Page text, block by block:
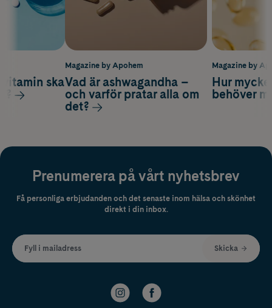
Magazine by
Hur
behöver
ska
Magazine by Apohem
Vad är ashwagandha –
och varför pratar alla om
det?
Prenumerera på vårt nyhetsbrev
Få personliga erbjudanden och det senaste inom hälsa och skönhet
direkt i din inbox.
Fyll i mailadress Skicka